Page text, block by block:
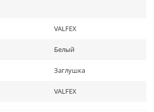
VALFEX
Белый
Заглушка
VALFEX